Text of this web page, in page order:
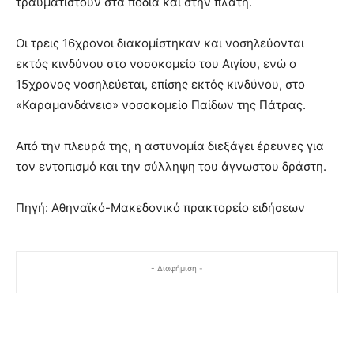
Οι τρεις 16χρονοι διακομίστηκαν και νοσηλεύονται
εκτός κινδύνου στο νοσοκομείο του Αιγίου, ενώ ο
15χρονος νοσηλεύεται, επίσης εκτός κινδύνου, στο
«Καραμανδάνειο» νοσοκομείο Παίδων της Πάτρας.
Από την πλευρά της, η αστυνομία διεξάγει έρευνες για
τον εντοπισμό και την σύλληψη του άγνωστου δράστη.
Πηγή: Αθηναϊκό-Μακεδονικό πρακτορείο ειδήσεων
- Διαφήμιση -